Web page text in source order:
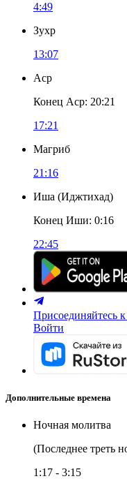
4:49
Зухр
13:07
Аср
Конец Аср: 20:21
17:21
Магриб
21:16
Иша (Иджтихад)
Конец Иши: 0:16
22:45
Присоединяйтесь
Войти
Дополнительные времена
Ночная молитва
(Последнее треть
1:17 - 3:15